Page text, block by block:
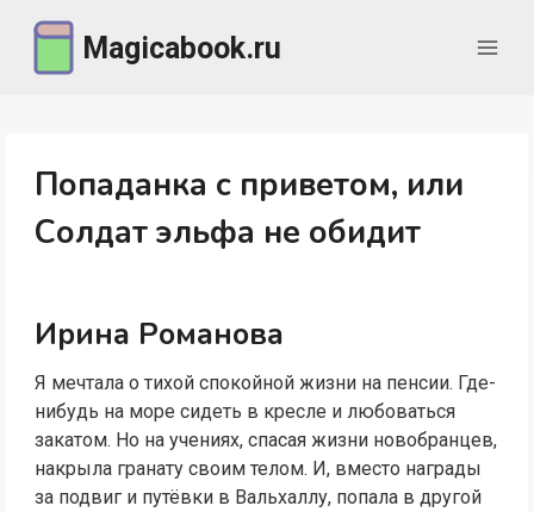
содержимому
Magicabook.ru
Попаданка с приветом, или
Солдат эльфа не обидит
Ирина Романова
Я мечтала о тихой спокойной жизни на пенсии. Где-
нибудь на море сидеть в кресле и любоваться
закатом. Но на учениях, спасая жизни новобранцев,
накрыла гранату своим телом. И, вместо награды
за подвиг и путёвки в Вальхаллу, попала в другой